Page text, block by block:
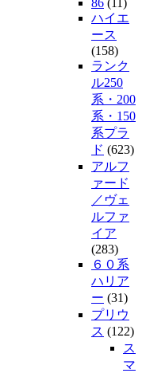
86 (11)
ハイエ
ース
(158)
ランク
ル250
系・200
系・150
系プラ
ド (623)
アルフ
ァード
／ヴェ
ルファ
イア
(283)
６０系
ハリア
ー (31)
プリウ
ス (122)
ス
マ